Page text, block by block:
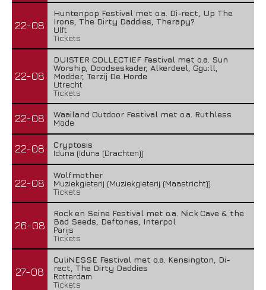
22-08
Huntenpop Festival met o.a. Di-rect, Up The
Irons, The Dirty Daddies, Therapy?
Ulft
Tickets
22-08
DUISTER COLLECTIEF Festival met o.a. Sun
Worship, Doodseskader, Alkerdeel, Ggu:ll,
Modder, Terzij De Horde
Utrecht
Tickets
22-08
Waailand Outdoor Festival met o.a. Ruthless
Made
22-08
Cryptosis
Iduna (Iduna (Drachten))
22-08
Wolfmother
Muziekgieterij (Muziekgieterij (Maastricht))
Tickets
26-08
Rock en Seine Festival met o.a. Nick Cave & the
Bad Seeds, Deftones, Interpol
Parijs
Tickets
27-08
CuliNESSE Festival met o.a. Kensington, Di-
rect, The Dirty Daddies
Rotterdam
Tickets